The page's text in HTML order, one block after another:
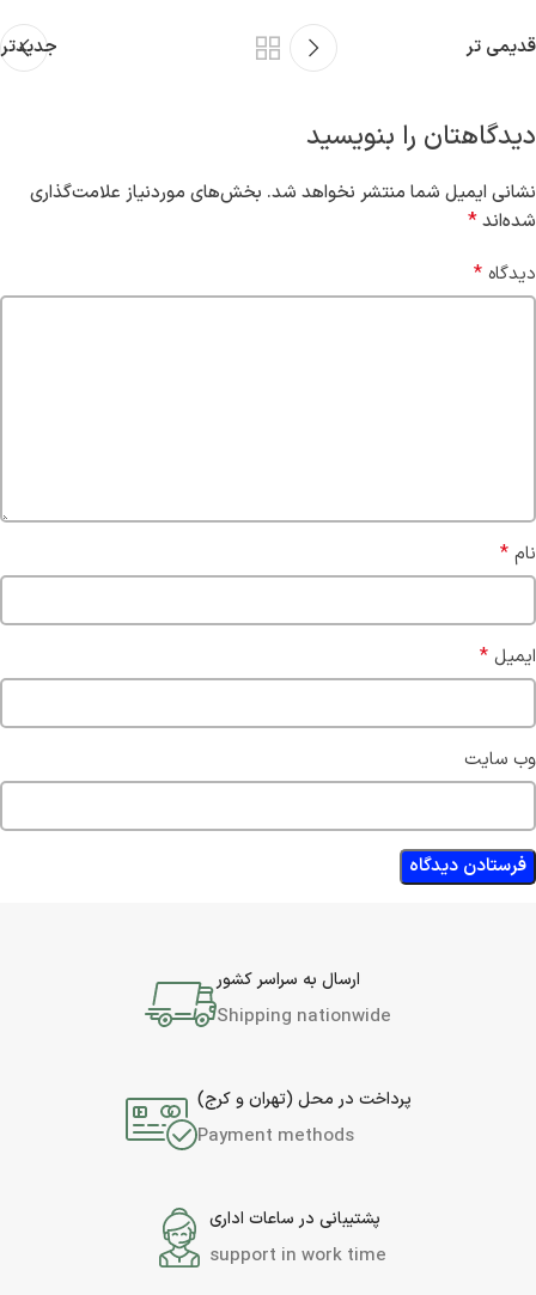
جدیدتر قدیمی تر
دیدگاهتان را بنویسید
نشانی ایمیل شما منتشر نخواهد شد. بخش‌های موردنیاز علامت‌گذاری
شده‌اند*
دیدگاه *
نام *
ایمیل *
وب‌ سایت
ارسال به سراسر کشور
Shipping nationwide
پرداخت در محل (تهران و کرج)
Payment methods
پشتیبانی در ساعات اداری
support in work time